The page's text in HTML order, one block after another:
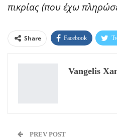
πικρίας (που έχω
Share Facebook
Vangelis
PREV POST